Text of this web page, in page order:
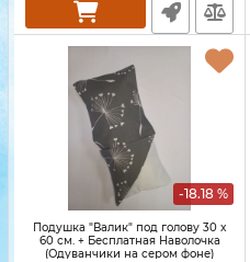
-18.18 %
Подушка "Валик" под голову 30 x
60 см. + Бесплатная Наволочка
(Одуванчики на сером фоне)